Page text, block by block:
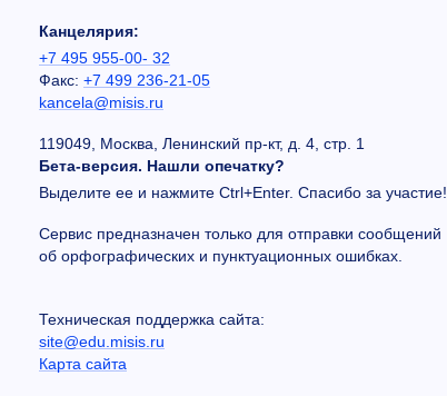
Канцелярия:
+7 495 955-00- 32
Факс: +7 499 236-21-05
kancela@misis.ru
119049, Москва, Ленинский пр-кт, д. 4, стр. 1
Бета-версия. Нашли опечатку?
Выделите ее и нажмите Ctrl+Enter. Спасибо за участие!
Сервис предназначен только для отправки сообщений
об орфографических и пунктуационных ошибках.
Техническая поддержка сайта:
site@edu.misis.ru
Карта сайта